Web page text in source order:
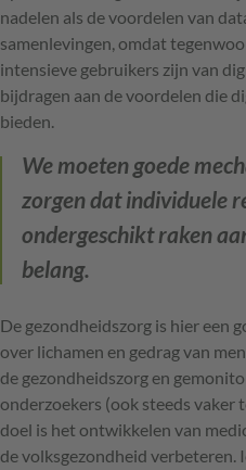
nadelen als de voordelen van
samenlevingen, omdat
intensieve gebruikers zijn van
bijdragen aan de voordelen die
bieden.
We moeten goede
zorgen dat individuele
ondergeschikt raken
belang.
De gezondheidszorg is hier een
over lichamen en gedrag van
de gezondheidszorg en
onderzoekers (ook steeds vaker
doel is het ontwikkelen van
de volksgezondheid verbeteren.